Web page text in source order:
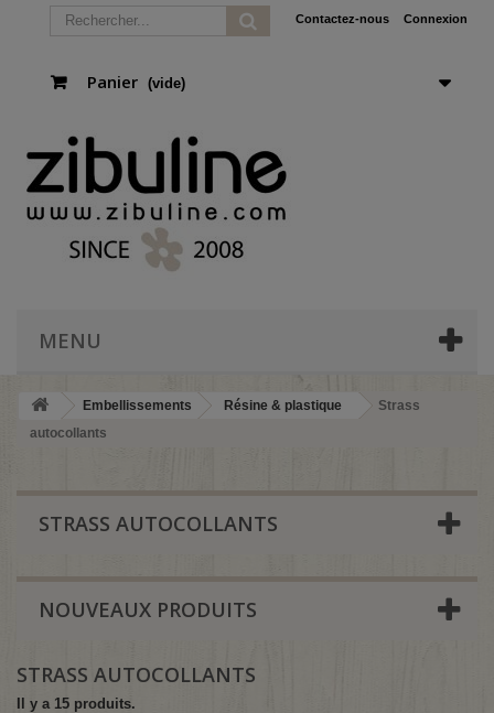
Connexion
Contactez-nous
Panier (vide)
MENU
Embellissements Résine & plastique
Strass
autocollants
STRASS AUTOCOLLANTS
NOUVEAUX PRODUITS
STRASS AUTOCOLLANTS
Il y a 15 produits.